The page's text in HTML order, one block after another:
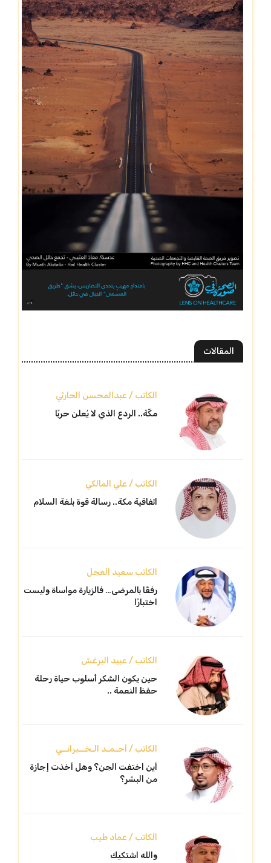
المقالات
الكاتب / عبدالمحسن الحارثي
مكّة.. الردع الذي لا يُعلن حربًا
الكاتب / علي المالكي
اتفاقية مكة.. رسالة قوة بلغة السلام
الكاتب سعيد العجل
رفقًا بالمرضى… فالزيارة مواساة وليست
اختبارًا
الكاتب / عبيد البرغش
حين يكون الشكر أسلوب حياة رحلة
حفظ النعمة ..
الكاتب / أحـمـد الـخــبرانــي
أين اختفت الجن؟ وهل أخذت إجازة
من البشر؟
الكاتب / عماد طيب
والله اشتكيك